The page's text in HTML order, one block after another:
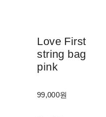
Love First
string bag
pink
99,000원